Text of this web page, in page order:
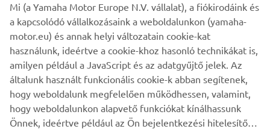
kereskedelmi vagy nem kereskedelmi célokra nem
használhatók fel a Yamaha Motor Europe N.V. és/vagy a
Yamaha Motor Co., Ltd. kifejezett írásbeli engedélye
nélkül.
Mindig biztonságosan közlekedjen, és tartsa be a helyi
közlekedési szabályokat.
Mi (a Yamaha Motor Europe N.V. vállalat), a fiókirodáink és
a kapcsolódó vállalkozásaink a weboldalunkon (yamaha-
motor.eu) és annak helyi változatain cookie-kat
használunk, ideértve a cookie-khoz hasonló technikákat is,
amilyen például a JavaScript és az adatgyűjtő jelek. Az
általunk használt funkcionális cookie-k abban segítenek,
hogy weboldalunk megfelelően működhessen, valamint,
hogy weboldalunkon alapvető funkciókat kínálhassunk
Önnek, ideértve például az Ön bejelentkezési hitelesítő